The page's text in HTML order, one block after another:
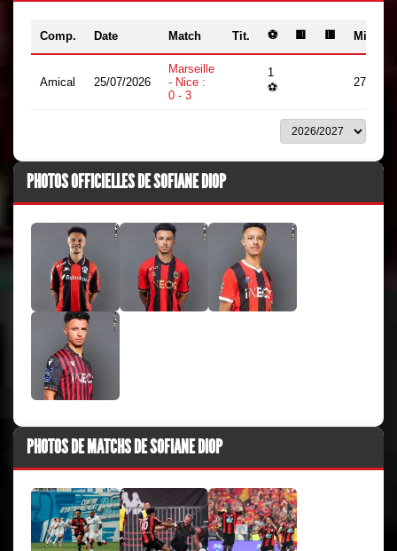
Comp. Date Match Tit. ⚽ 🟨 🟥 Min.
Amical 25/07/2026
Marseille
- Nice :
0 - 3
1
⚽
27
PHOTOS OFFICIELLES DE SOFIANE DIOP
PHOTOS DE MATCHS DE SOFIANE DIOP